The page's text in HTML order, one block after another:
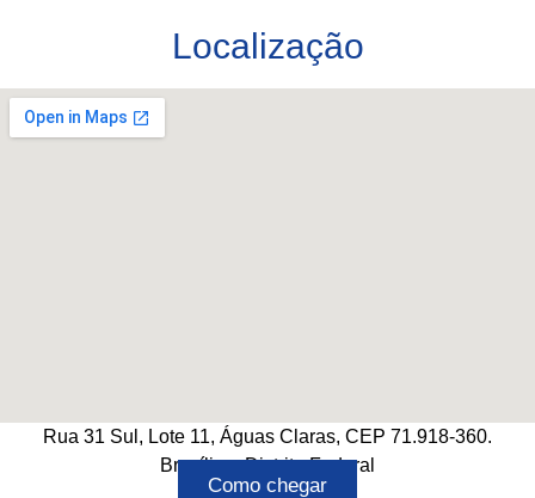
Localização
Rua 31 Sul, Lote 11, Águas Claras, CEP 71.918-360.
Brasília – Distrito Federal
Como chegar